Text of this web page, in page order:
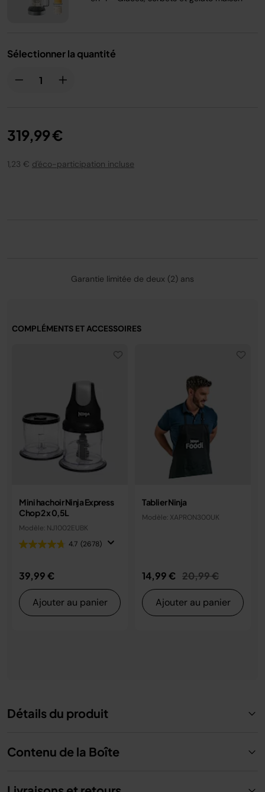
Sélectionner la quantité
319,99 €
1,23 € d'éco-participation incluse
Garantie limitée de deux (2) ans
COMPLÉMENTS ET ACCESSOIRES
Mini hachoir Ninja Express
Chop 2 x 0,5L
Modèle: NJ1002EUBK
4.7 (2678)
39,99 €
Ajouter au panier
Tablier Ninja
Modèle: XAPRON300UK
14,99 € Prix réduit de
20,99 €au
Ajouter au panier
Détails du produit
Contenu de la Boîte